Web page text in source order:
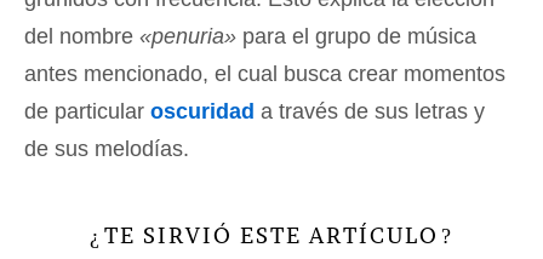
del nombre «penuria» para el grupo de música
antes mencionado, el cual busca crear momentos
de particular oscuridad a través de sus letras y
de sus melodías.
¿ TE SIRVIÓ ESTE ARTÍCULO ?